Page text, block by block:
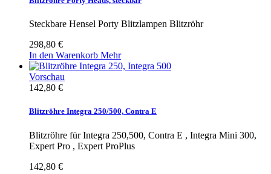
Steckbare Hensel Porty Blitzlampen Blitzröhr
298,80 €
In den Warenkorb Mehr
Vorschau
142,80 €
Blitzröhre Integra 250/500, Contra E
Blitzröhre für Integra 250,500, Contra E , Integra Mini 300,
Expert Pro , Expert ProPlus
142,80 €